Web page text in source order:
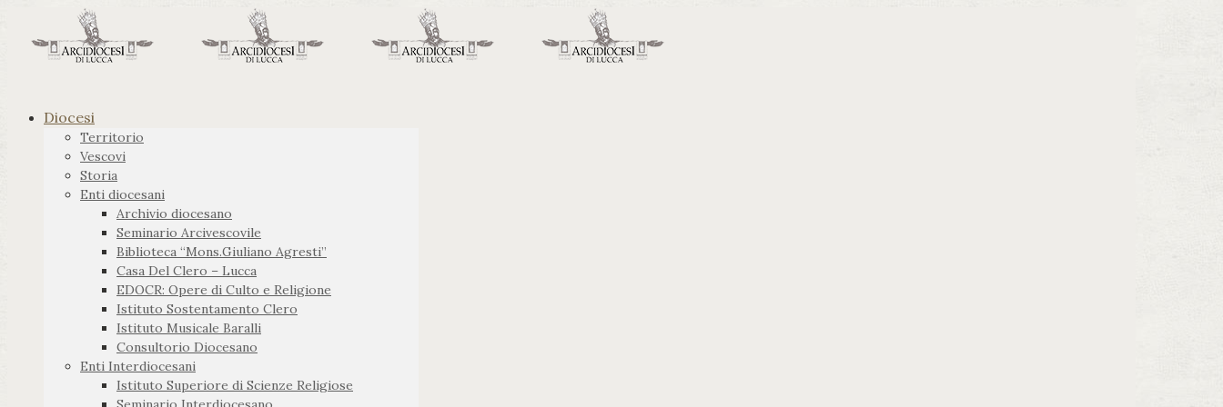
Diocesi
Territorio
Vescovi
Storia
Enti diocesani
Archivio diocesano
Seminario Arcivescovile
Biblioteca “Mons.Giuliano Agresti”
Casa Del Clero – Lucca
EDOCR: Opere di Culto e Religione
Istituto Sostentamento Clero
Istituto Musicale Baralli
Consultorio Diocesano
Enti Interdiocesani
Istituto Superiore di Scienze Religiose